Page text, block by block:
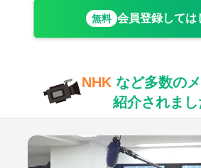
無料 会員登録しては
NHK など多数の
紹介されまし